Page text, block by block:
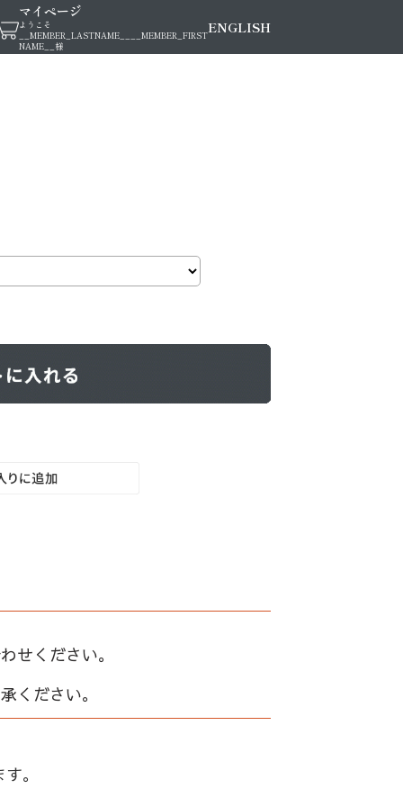
マイページ
ようこそ
__MEMBER_LASTNAME__
__MEMBER_FIRST
NAME__ 様
ENGLISH
せください。
ください。
。